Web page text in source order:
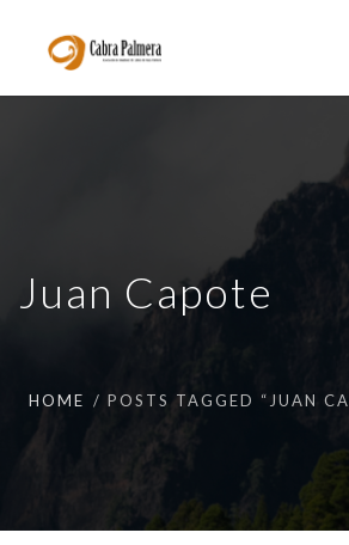
Juan Capote
HOME POSTS TAGGED “JUAN